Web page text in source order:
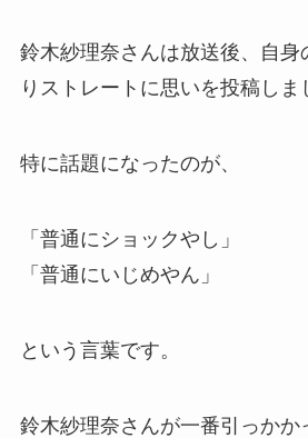
鈴木紗理奈さんは放送後、自身
りストレートに思いを投稿しま
特に話題になったのが、
「普通にショックやし」
「普通にいじめやん」
という言葉です。
鈴木紗理奈さんが一番引っかか